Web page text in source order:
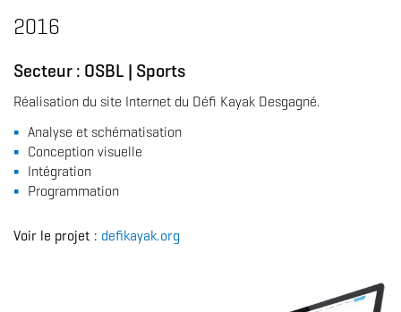
2016
Secteur : OSBL | Sports
Réalisation du site Internet du Défi Kayak Desgagné.
Analyse et schématisation
Conception visuelle
Intégration
Programmation
Voir le projet : defikayak.org